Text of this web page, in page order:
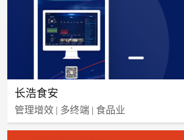
长浩食安
管理增效 | 多终端 | 食品业